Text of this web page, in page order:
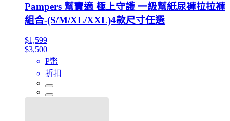
Pampers 幫寶適 極上守護 一級幫紙尿褲拉拉褲
組合-(S/M/XL/XXL)4款尺寸任選
$1,599
$3,500
P幣
折扣